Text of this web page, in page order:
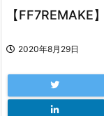
【FF7REMAKE
2020年8月29日